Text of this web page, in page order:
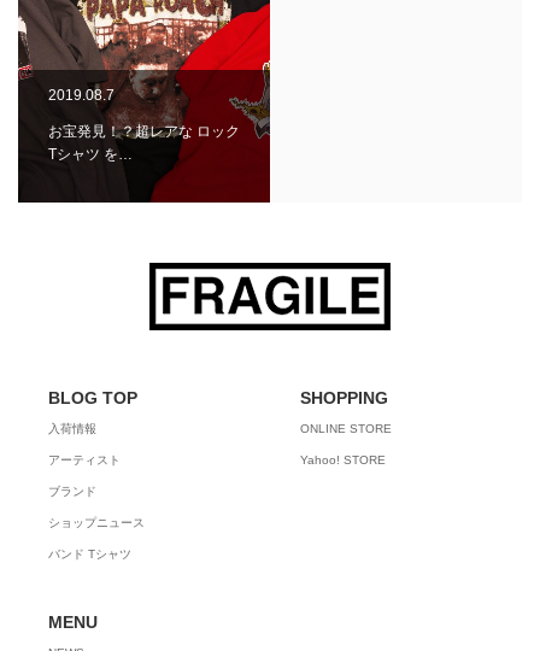
2019.08.7
お宝発見！？超レアな ロック
Tシャツ を…
BLOG TOP
入荷情報
アーティスト
ブランド
ショップニュース
バンド Tシャツ
SHOPPING
ONLINE STORE
Yahoo! STORE
MENU